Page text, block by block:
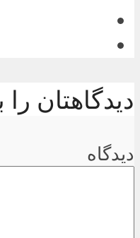
دیدگاهتان را
دیدگاه